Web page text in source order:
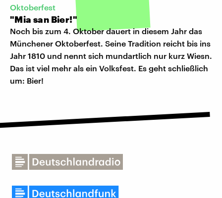
Oktoberfest
"Mia san Bier!"
Noch bis zum 4. Oktober dauert in diesem Jahr das
Münchener Oktoberfest. Seine Tradition reicht bis ins
Jahr 1810 und nennt sich mundartlich nur kurz Wiesn.
Das ist viel mehr als ein Volksfest. Es geht schließlich
um: Bier!